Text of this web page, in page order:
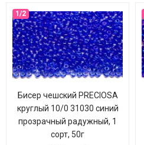
Бисер чешский PRECIOSA
круглый 10/0 31030 синий
прозрачный радужный, 1
сорт, 50г